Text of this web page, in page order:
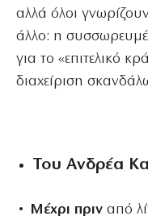
αλλά όλοι
άλλο: η
για το «επιτελικό
διαχείριση
Του Ανδρέα
• Μέχρι πριν από